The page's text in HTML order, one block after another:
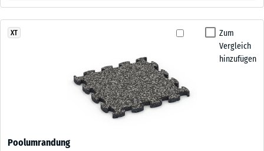
Zum
Vergleich
hinzufügen
XT
Poolumrandung